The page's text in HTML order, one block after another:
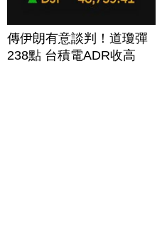
傳伊朗有意談判！道瓊彈
238點 台積電ADR收高